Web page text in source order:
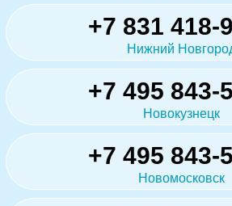
+7 831 418-
Нижний
+7 495 843-
Новокузнецк
+7 495 843-
Новомосковск